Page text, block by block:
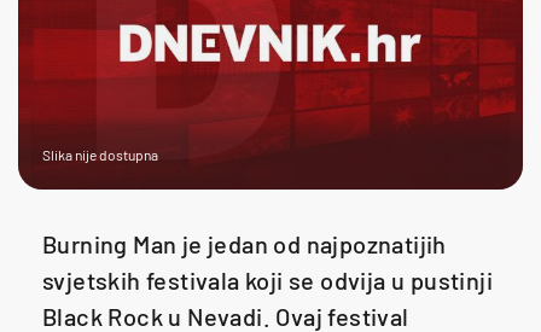
Slika nije dostupna
Burning Man je jedan od najpoznatijih
svjetskih festivala koji se odvija u pustinji
Black Rock u Nevadi. Ovaj festival